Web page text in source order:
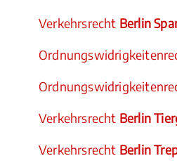
Verkehrsrecht Berlin
Verkehrsrecht Berlin
Verkehrsrecht Berlin